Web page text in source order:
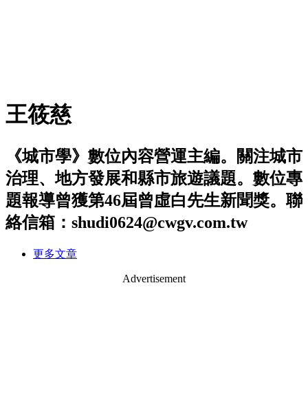
王筱慈
《城市學》數位內容營運主編。關注城市
治理、地方發展和縣市旅遊議題。數位專
題報導曾獲第46屆曾虛白先生新聞獎。聯
絡信箱：shudi0624@cwgv.com.tw
更多文章
Advertisement